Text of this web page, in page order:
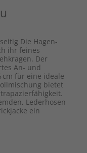
Die Hagen-
ihr feines
Der
An- und
cm für eine ideale
bietet
Lederhosen
ein